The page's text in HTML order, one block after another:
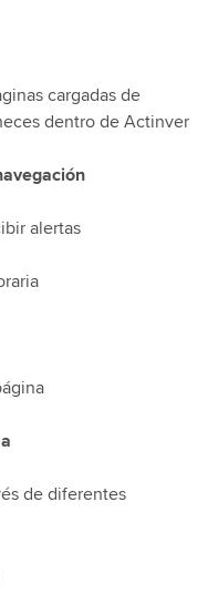
cargadas de
dentro de Actinver
alertas
de diferentes